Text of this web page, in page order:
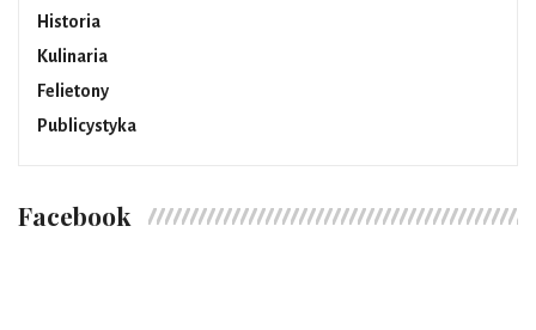
Historia
Kulinaria
Felietony
Publicystyka
Facebook